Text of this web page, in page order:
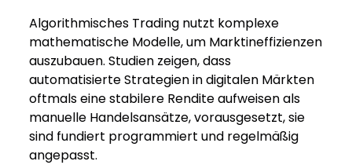
Algorithmisches Trading nutzt komplexe
mathematische Modelle, um Marktineffizienzen
auszubauen. Studien zeigen, dass
automatisierte Strategien in digitalen Märkten
oftmals eine stabilere Rendite aufweisen als
manuelle Handelsansätze, vorausgesetzt, sie
sind fundiert programmiert und regelmäßig
angepasst.